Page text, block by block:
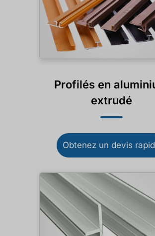
Profilés en
extrudé
Obtenez un devis